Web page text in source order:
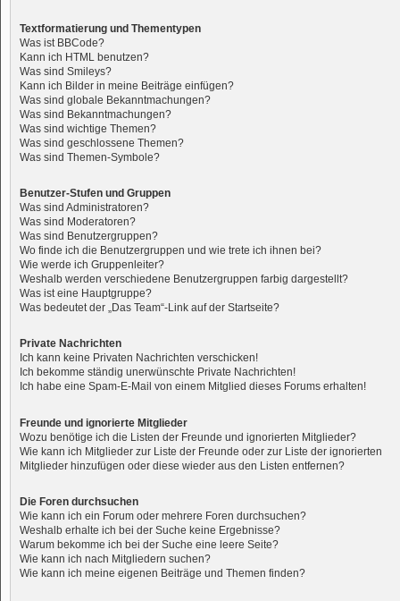
Textformatierung und Thementypen
Was ist BBCode?
Kann ich HTML benutzen?
Was sind Smileys?
Kann ich Bilder in meine Beiträge einfügen?
Was sind globale Bekanntmachungen?
Was sind Bekanntmachungen?
Was sind wichtige Themen?
Was sind geschlossene Themen?
Was sind Themen-Symbole?
Benutzer-Stufen und Gruppen
Was sind Administratoren?
Was sind Moderatoren?
Was sind Benutzergruppen?
Wo finde ich die Benutzergruppen und wie trete ich ihnen bei?
Wie werde ich Gruppenleiter?
Weshalb werden verschiedene Benutzergruppen farbig dargestellt?
Was ist eine Hauptgruppe?
Was bedeutet der „Das Team“-Link auf der Startseite?
Private Nachrichten
Ich kann keine Privaten Nachrichten verschicken!
Ich bekomme ständig unerwünschte Private Nachrichten!
Ich habe eine Spam-E-Mail von einem Mitglied dieses Forums erhalten!
Freunde und ignorierte Mitglieder
Wozu benötige ich die Listen der Freunde und ignorierten Mitglieder?
Wie kann ich Mitglieder zur Liste der Freunde oder zur Liste der ignorierten
Mitglieder hinzufügen oder diese wieder aus den Listen entfernen?
Die Foren durchsuchen
Wie kann ich ein Forum oder mehrere Foren durchsuchen?
Weshalb erhalte ich bei der Suche keine Ergebnisse?
Warum bekomme ich bei der Suche eine leere Seite?
Wie kann ich nach Mitgliedern suchen?
Wie kann ich meine eigenen Beiträge und Themen finden?